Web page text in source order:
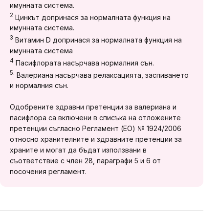
имунната система.
2 Цинкът допринася за нормалната функция на
имунната система.
3 Витамин D допринася за нормалната функция на
имунната система
4 Пасифлората насърчава нормалния сън.
5. Валериана насърчава релаксацията, заспиването
и нормалния сън.
Одобрените здравни претенции за валериана и
пасифлора са включени в списъка на отложените
претенции съгласно Регламент (ЕО) № 1924/2006
относно хранителните и здравните претенции за
храните и могат да бъдат използвани в
съответствие с член 28, параграфи 5 и 6 от
посочения регламент.